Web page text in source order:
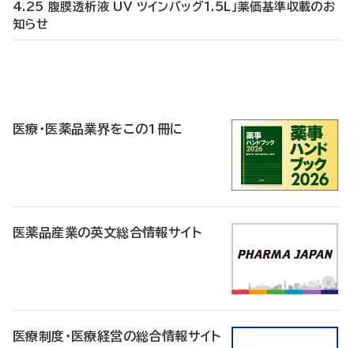
4.25 腹膜透析液 UV ツインバッグ1.5L」薬価基準収載のお
知らせ
医療・医薬品業界をこの1冊に
医薬品産業の英文総合情報サイト
医療制度・医療経営の総合情報サイト